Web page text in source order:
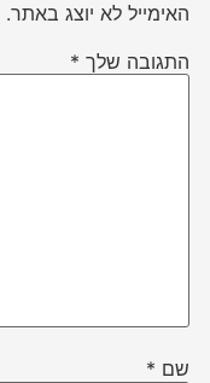
האימייל לא יוצג באתר.
התגובה שלך *
שם *